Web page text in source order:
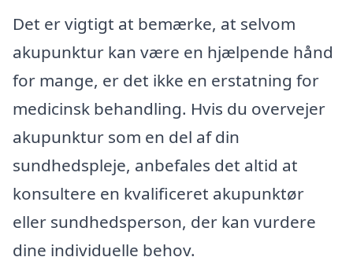
Det er vigtigt at bemærke, at selvom
akupunktur kan være en hjælpende hånd
for mange, er det ikke en erstatning for
medicinsk behandling. Hvis du overvejer
akupunktur som en del af din
sundhedspleje, anbefales det altid at
konsultere en kvalificeret akupunktør
eller sundhedsperson, der kan vurdere
dine individuelle behov.